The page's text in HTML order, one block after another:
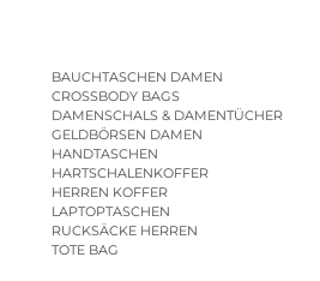
BAUCHTASCHEN DAMEN
CROSSBODY BAGS
DAMENSCHALS & DAMENTÜCHER
GELDBÖRSEN DAMEN
HANDTASCHEN
HARTSCHALENKOFFER
HERREN KOFFER
LAPTOPTASCHEN
RUCKSÄCKE HERREN
TOTE BAG